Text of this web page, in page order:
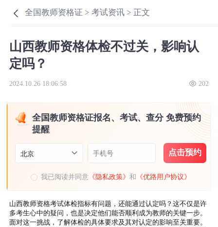
全国教师资格证 >考试资讯 > 正文
山西教师资格体检不过关，影响认
定吗？
2024.10.26 18:06:58 202
全国教师资格证报名、考试、查分 免费预约
提醒
北京 手机号 点击预约
我已阅读并同意 《隐私政策》和 《优路用户协议》
山西教师资格考试体检指标有问题，还能通过认定吗？这不仅是许
多考生心中的疑问，也是决定他们能否顺利成为教师的关键一步。
面对这一挑战，了解体检的具体要求及其对认定的影响至关重要。